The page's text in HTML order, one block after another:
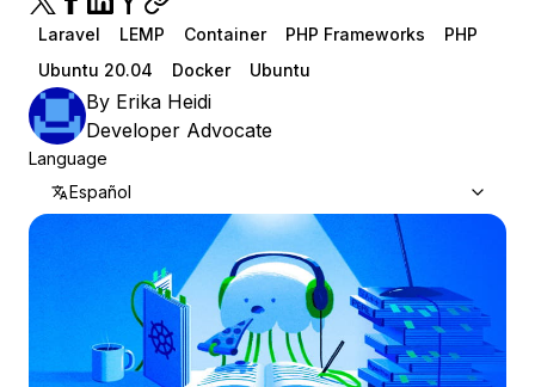
Laravel LEMP Container PHP Frameworks
PHP
Ubuntu 20.04
Docker Ubuntu
By Erika Heidi
Developer Advocate
Language
Español